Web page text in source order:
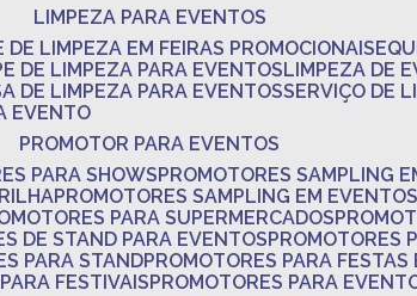
LIMPEZA PARA EVENTOS
DE LIMPEZA EM FEIRAS PROMOCIONAIS
DE LIMPEZA PARA EVENTOS
LIMPEZA DE
DE LIMPEZA PARA EVENTOS SERVIÇO DE
EVENTO
PROMOTOR PARA EVENTOS
PARA SHOWS
PROMOTORES SAMPLING
PROMOTORES SAMPLING EM EVENTOS
PARA SUPERMERCADOS
DE STAND PARA EVENTOS
PARA STAND PROMOTORES PARA
FESTIVAIS
PROMOTORES PARA